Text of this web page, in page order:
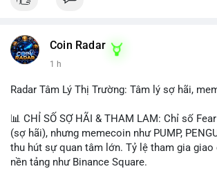
Coin Radar
1 h
Radar Tâm Lý Thị Trường: Tâm lý sợ hãi,
📊 CHỈ SỐ SỢ HÃI & THAM LAM: Chỉ số
(sợ hãi), nhưng memecoin như PUMP,
thu hút sự quan tâm lớn. Tỷ lệ tham gia
nền tảng như Binance Square.